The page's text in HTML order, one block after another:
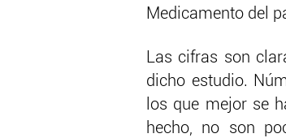
Medicamento del
Las cifras son
dicho estudio.
los que mejor se
hecho, no son